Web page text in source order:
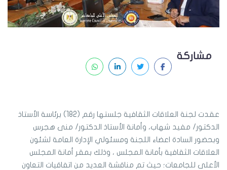
مشاركة
عقدت لجنة العلاقات الثقافية جلستها رقم (182) برئاسة الأستاذ
الدكتور/ مفيد شهاب، وأمانة الأستاذ الدكتور/ منى هجرس
وبحضور السادة اعضاء اللجنة ومسئولي الإدارة العامة لشئون
العلاقات الثقافية بأمانة المجلس ، وذلك بمقر أمانة المجلس
الأعلى للجامعات؛ حيث تم مناقشة العديد من اتفاقيات التعاون